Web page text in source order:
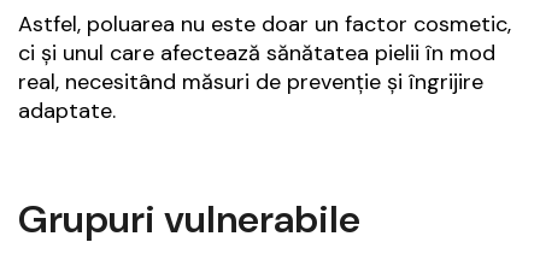
Astfel, poluarea nu este doar un factor cosmetic,
ci și unul care afectează sănătatea pielii în mod
real, necesitând măsuri de prevenție și îngrijire
adaptate.
Grupuri vulnerabile